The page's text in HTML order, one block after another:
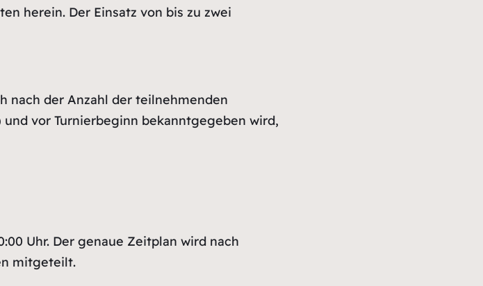
herein. Der Einsatz von bis zu zwei
nach der Anzahl der teilnehmenden
vor Turnierbeginn bekanntgegeben wird,
Uhr. Der genaue Zeitplan wird nach
mitgeteilt.